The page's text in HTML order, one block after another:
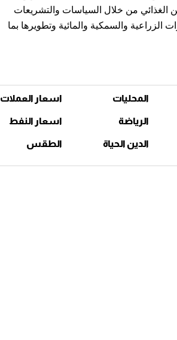
الغذائي من خلال السياسات والتشريعات
الزراعية والسمكية والمائية وتطويرها بما
المحليات
الرياضة
الدين الحياة
اسعار العملات
اسعار النفط
الطقس